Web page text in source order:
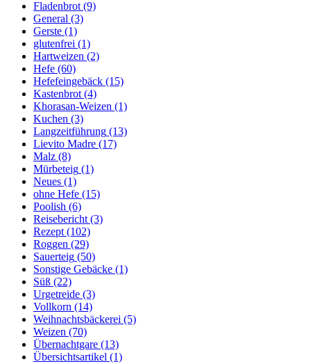
Fladenbrot (9)
General (3)
Gerste (1)
glutenfrei (1)
Hartweizen (2)
Hefe (60)
Hefefeingebäck (15)
Kastenbrot (4)
Khorasan-Weizen (1)
Kuchen (3)
Langzeitführung (13)
Lievito Madre (17)
Malz (8)
Mürbeteig (1)
Neues (1)
ohne Hefe (15)
Poolish (6)
Reisebericht (3)
Rezept (102)
Roggen (29)
Sauerteig (50)
Sonstige Gebäcke (1)
Süß (22)
Urgetreide (3)
Vollkorn (14)
Weihnachtsbäckerei (5)
Weizen (70)
Übernachtgare (13)
Übersichtsartikel (1)